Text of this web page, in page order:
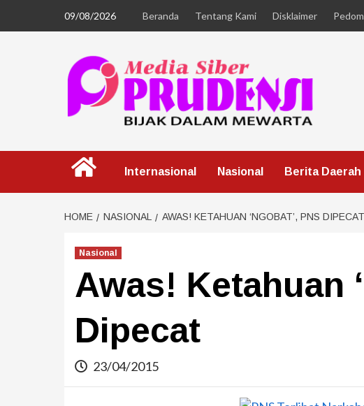
09/08/2026 Beranda Tentang Kami Disklaimer
Internasional Nasional Berita Daerah
HOME NASIONAL AWAS! KETAHUAN ‘NGOBAT’, PNS DIPECAT
Nasional
Awas! Ketahuan
Dipecat
23/04/2015